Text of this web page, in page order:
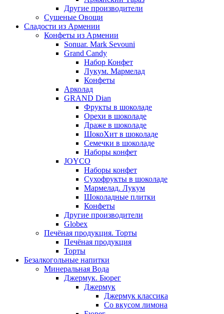
Другие производители
Сушеные Овощи
Сладости из Армении
Конфеты из Армении
Sonuar. Mark Sevouni
Grand Candy
Набор Конфет
Лукум. Мармелад
Конфеты
Арколад
GRAND Dian
Фрукты в шоколаде
Орехи в шоколаде
Драже в шоколаде
ШокоХит в шоколаде
Семечки в шоколаде
Наборы конфет
JOYCO
Наборы конфет
Сухофрукты в шоколаде
Мармелад. Лукум
Шоколадные плитки
Конфеты
Другие производители
Globex
Печёная продукция. Торты
Печёная продукция
Торты
Безалкогольные напитки
Минеральная Вода
Джермук. Бюрег
Джермук
Джермук классика
Со вкусом лимона